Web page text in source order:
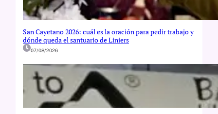
San Cayetano 2026: cuál es la oración para pedir trabajo y
dónde queda el santuario de Liniers
07/08/2026